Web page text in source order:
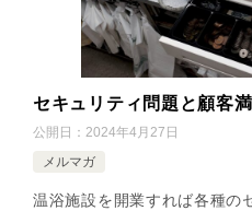
セキュリティ問題と顧客
公開日： 2024年4月27日
メルマガ
温浴施設を開業すれば各種の